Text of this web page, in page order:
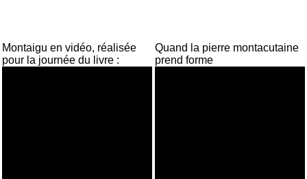
Montaigu en vidéo, réalisée
pour la journée du livre :
Quand la pierre montacutaine
prend forme